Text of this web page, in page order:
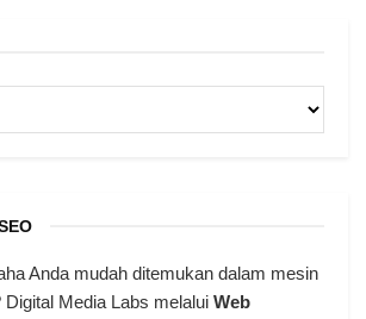
Anda mudah ditemukan dalam mesin
Digital Media Labs melalui Web